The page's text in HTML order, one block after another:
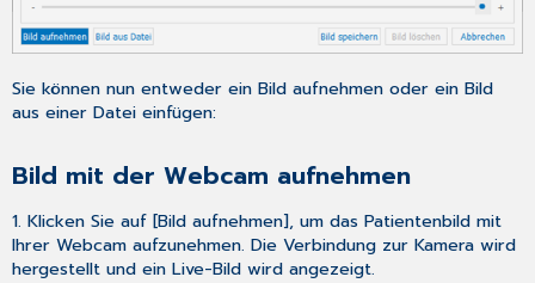
Sie können nun entweder ein Bild aufnehmen oder ein Bild
aus einer Datei einfügen:
Bild mit der Webcam aufnehmen
1. Klicken Sie auf [Bild aufnehmen], um das Patientenbild mit
Ihrer Webcam aufzunehmen. Die Verbindung zur Kamera wird
hergestellt und ein Live-Bild wird angezeigt.